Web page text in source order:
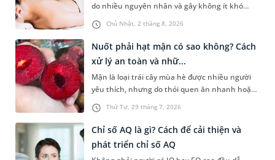
Chủ Nhật, 2 tháng 8, 2026
do nhiều nguyên nhân và gây không ít khó
chịu. Bấm huyệt chữa nấc cụt là một trong
những phương pháp được nhiều người tìm
hiểu để hỗ trợ tình trạng này. Mời bạn cùng
tìm hiểu sâu hơn về phương pháp chữa nấc cụt
này trong bài viết dưới đây.
Thứ Tư, 29 tháng 7, 2026
Nuốt phải hạt mận có sao không? Cách
xử lý an toàn và nhữ...
Mận là loại trái cây mùa hè được nhiều người
yêu thích, nhưng do thói quen ăn nhanh hoặc
sơ suất, không ít người đã vô tình nuốt phải
hạt mận. Cấu tạo hạt mận thường cứng, có hai
đầu nhọn nên khi đi vào đường tiêu hóa rất dễ
gây ra tâm lý hoang mang, lo lắng cho người
gặp phải. Bài viết dưới đây sẽ giải đáp chi tiết
Chỉ số AQ là gì? Cách để cải thiện và
phát triển chỉ số AQ